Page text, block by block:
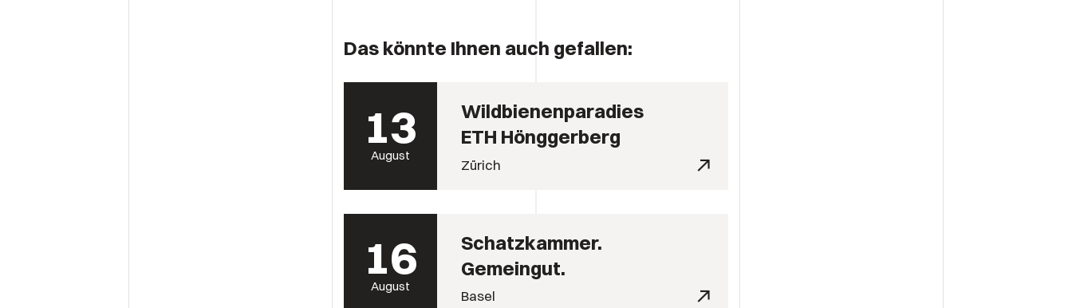
Das könnte Ihnen auch gefallen:
13
August
Wildbienenparadies
ETH Hönggerberg
Zürich
16
August
Schatzkammer.
Gemeingut.
Basel